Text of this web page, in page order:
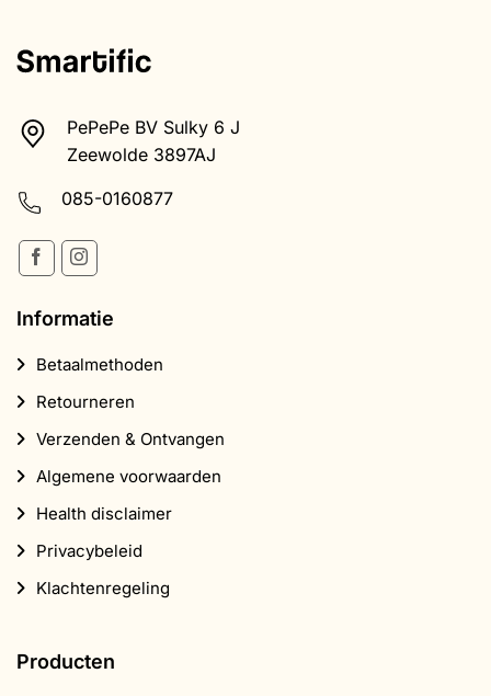
PePePe BV Sulky 6 J
Zeewolde 3897AJ
085-0160877
Informatie
Betaalmethoden
Retourneren
Verzenden & Ontvangen
Algemene voorwaarden
Health disclaimer
Privacybeleid
Klachtenregeling
Producten